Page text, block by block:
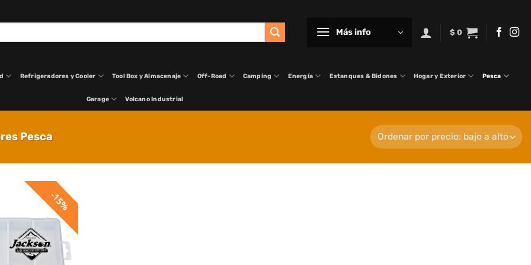
Más info $ 0
Refrigeradores y Cooler Tool Box y Almacenaje Off-Road Camping Energía Estanques & Bidones Hogar y Exterior Pesca
Garage Volcano Industrial
Pesca
15%